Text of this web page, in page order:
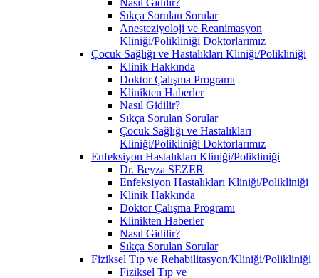
Sıkça Sorulan Sorular
Anesteziyoloji ve Reanimasyon
Kliniği/Polikliniği Doktorlarımız
Çocuk Sağlığı ve Hastalıkları Kliniği/Polikliniği
Klinik Hakkında
Doktor Çalışma Programı
Klinikten Haberler
Nasıl Gidilir?
Sıkça Sorulan Sorular
Çocuk Sağlığı ve Hastalıkları
Kliniği/Polikliniği Doktorlarımız
Enfeksiyon Hastalıkları Kliniği/Polikliniği
Dr. Beyza SEZER
Enfeksiyon Hastalıkları Kliniği/Polikliniği
Klinik Hakkında
Doktor Çalışma Programı
Klinikten Haberler
Nasıl Gidilir?
Sıkça Sorulan Sorular
Fiziksel Tıp ve Rehabilitasyon/Kliniği/Polikliniği
Fiziksel Tıp ve